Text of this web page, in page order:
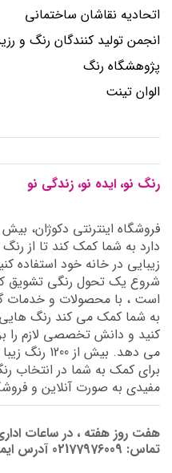
اتحادیه نقاشان ساختمانی
انجمن توليد كنندگان رنگ و
پژوهشگاه رنگ
الوان تینت
رنگ نو، ایده نو، زندگی نو
فروشگاه اینترنتی دکوژان،
دارد به شما کمک کند تا از رنگ
زیبایی در خانه خود استفاده
شروع یک تحول رنگی تشویق
است ، با محصولات و خدمات
به شما کمک می کند رنگ هایی
کنید و دانش تخصصی لازم را
می دهد. بیش
برای کمک به شما در انتخاب
مفیدی به صورت آنلاین و
هفت روز هفته ، در ساعات
تماس: 02177976009 آدرس ایمیل: info@decozhan.com